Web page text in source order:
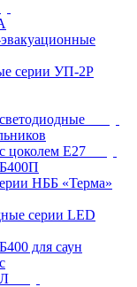
серии УП-2Р
цоколем Е27
НББ «Терма»
серии LED
для саун